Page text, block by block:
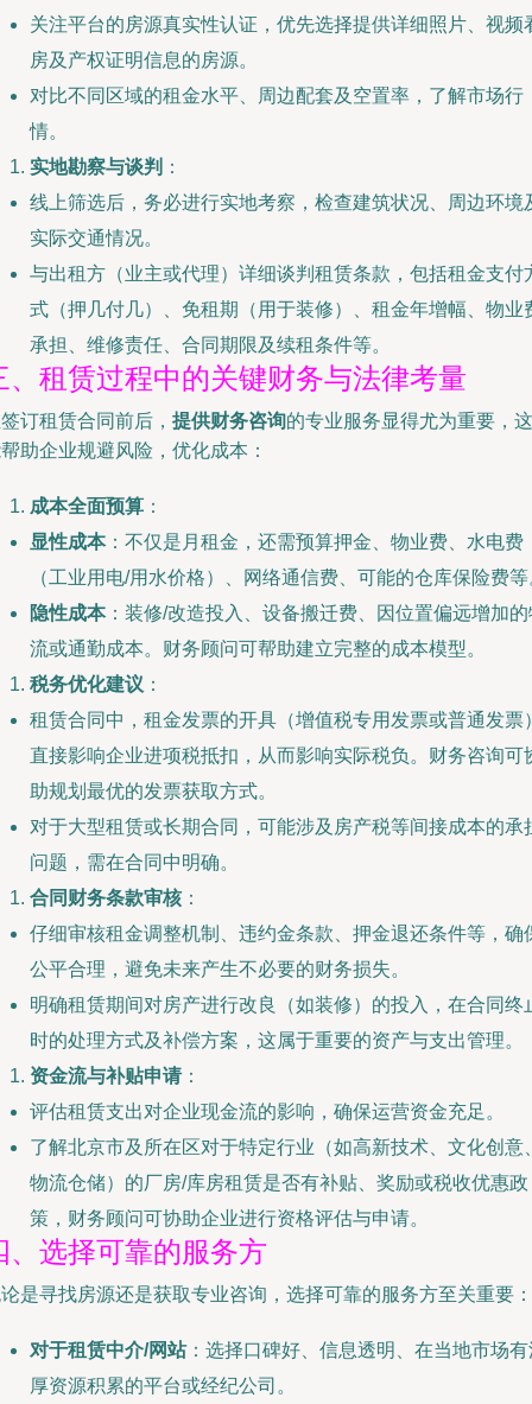
关注平台的房源真实性认证，优先选择提供详细照片、视频
房及产权证明信息的房源。
对比不同区域的租金水平、周边配套及空置率，了解市场行
情。
实地勘察与谈判 ：
线上筛选后，务必进行实地考察，检查建筑状况、周边环境
实际交通情况。
与出租方（业主或代理）详细谈判租赁条款，包括租金支付
式（押几付几）、免租期（用于装修）、租金年增幅、物业
承担、维修责任、合同期限及续租条件等。
、租赁过程中的关键财务与法律考量
订租赁合同前后， 提供财务咨询的专业服务显得尤为重要，这
助企业规避风险，优化成本：
成本全面预算 ：
显性成本：不仅是月租金，还需预算押金、物业费、水电费
（工业用电/用水价格）、网络通信费、可能的仓库保险费
隐性成本：装修/改造投入、设备搬迁费、因位置偏远增加的
流或通勤成本。财务顾问可帮助建立完整的成本模型。
税务优化建议 ：
租赁合同中，租金发票的开具（增值税专用发票或普通发票
直接影响企业进项税抵扣，从而影响实际税负。财务咨询可
助规划最优的发票获取方式。
对于大型租赁或长期合同，可能涉及房产税等间接成本的承
问题，需在合同中明确。
合同财务条款审核：
仔细审核租金调整机制、违约金条款、押金退还条件等，确
公平合理，避免未来产生不必要的财务损失。
明确租赁期间对房产进行改良（如装修）的投入，在合同终
时的处理方式及补偿方案，这属于重要的资产与支出管理。
资金流与补贴申请：
评估租赁支出对企业现金流的影响，确保运营资金充足。
了解北京市及所在区对于特定行业（如高新技术、文化创意
物流仓储）的厂房/库房租赁是否有补贴、奖励或税收优惠政
策，财务顾问可协助企业进行资格评估与申请。
、选择可靠的服务方
是寻找房源还是获取专业咨询，选择可靠的服务方至关重要：
对于租赁中介/网站：选择口碑好、信息透明、在当地市场有
厚资源积累的平台或经纪公司。